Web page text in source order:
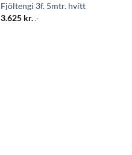
Fjöltengi 3f. 5mtr. hvítt
3.625 kr. .-